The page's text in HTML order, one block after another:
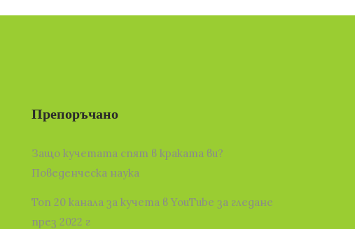
Препоръчано
Защо кучетата спят в краката ви?
Поведенческа наука
Топ 20 канала за кучета в YouTube за гледане
през 2022 г